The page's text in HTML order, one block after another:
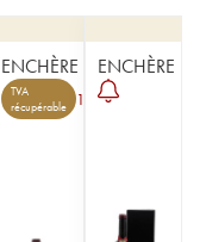
ENCHÈRE
TVA
récupérable
1
ENCHÈRE